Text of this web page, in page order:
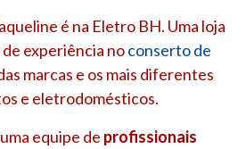
é na Eletro BH. Uma loja
de experiência noconserto de
marcas e os mais diferentes
e eletrodomésticos.
equipe de profissionais